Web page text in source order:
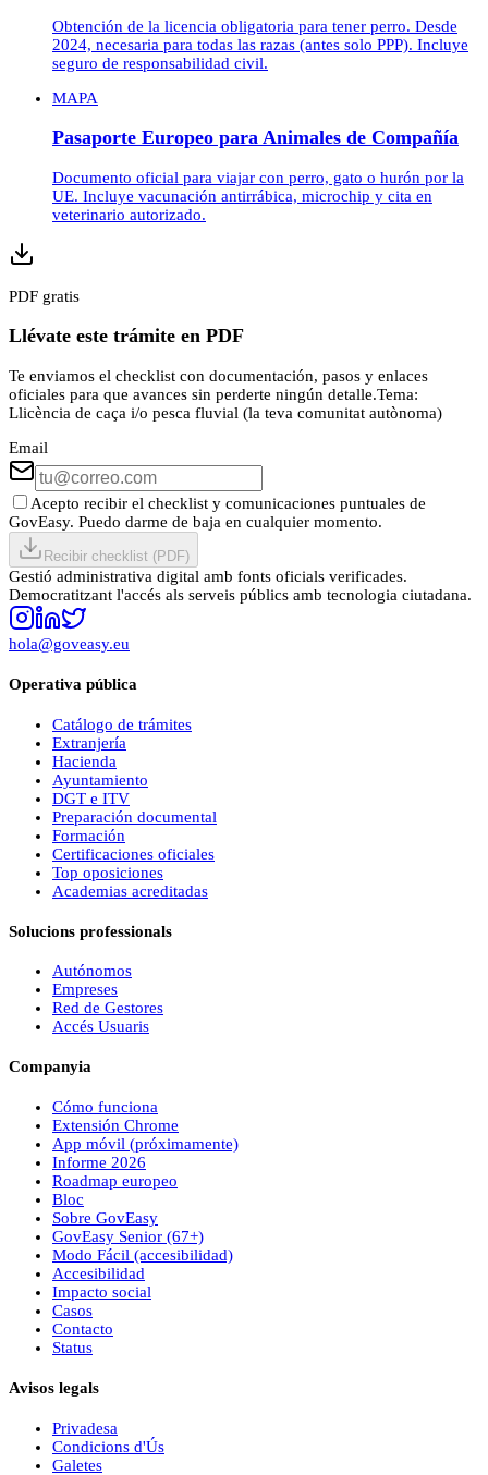
Obtención de la licencia obligatoria para tener perro. Desde
2024, necesaria para todas las razas (antes solo PPP). Incluye
seguro de responsabilidad civil.
MAPA
Pasaporte Europeo para Animales de Compañía
Documento oficial para viajar con perro, gato o hurón por la
UE. Incluye vacunación antirrábica, microchip y cita en
veterinario autorizado.
PDF gratis
Llévate este trámite en PDF
Te enviamos el checklist con documentación, pasos y enlaces
oficiales para que avances sin perderte ningún detalle.Tema:
Llicència de caça i/o pesca fluvial (la teva comunitat autònoma)
Email
Acepto recibir el checklist y comunicaciones puntuales de
GovEasy. Puedo darme de baja en cualquier momento.
Recibir checklist (PDF)
Gestió administrativa digital amb fonts oficials verificades.
Democratitzant l'accés als serveis públics amb tecnologia ciutadana.
hola@goveasy.eu
Operativa pública
Catálogo de trámites
Extranjería
Hacienda
Ayuntamiento
DGT e ITV
Preparación documental
Formación
Certificaciones oficiales
Top oposiciones
Academias acreditadas
Solucions professionals
Autónomos
Empreses
Red de Gestores
Accés Usuaris
Companyia
Cómo funciona
Extensión Chrome
App móvil (próximamente)
Informe 2026
Roadmap europeo
Bloc
Sobre GovEasy
GovEasy Senior (67+)
Modo Fácil (accesibilidad)
Accesibilidad
Impacto social
Casos
Contacto
Status
Avisos legals
Privadesa
Condicions d'Ús
Galetes